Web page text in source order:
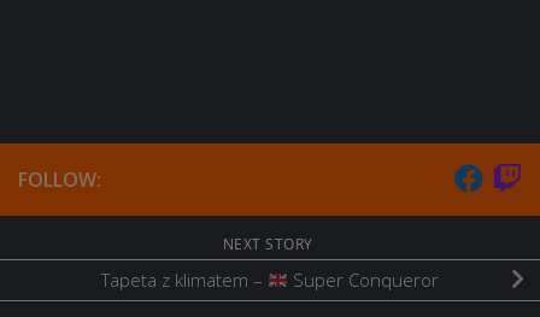
FOLLOW:
NEXT STORY
Tapeta z klimatem – Super Conqueror